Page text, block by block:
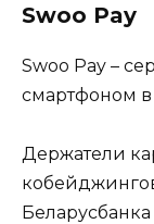
Swoo Pay
Swoo Pay –
смартфоном
Держатели